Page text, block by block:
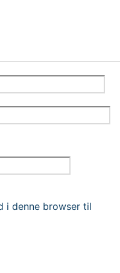
i denne browser til